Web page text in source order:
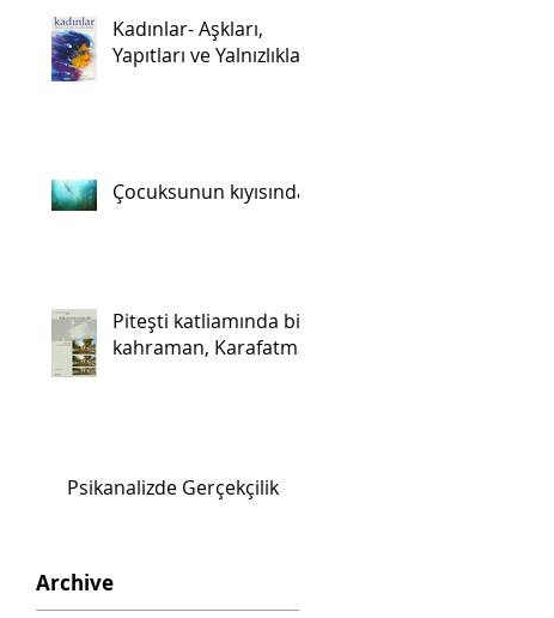
Kadınlar- Aşkları,
Yapıtları ve Yalnızlıkları
Çocuksunun kıyısında
Piteşti katliamında bir
kahraman, Karafatma.
Psikanalizde Gerçekçilik
Archive